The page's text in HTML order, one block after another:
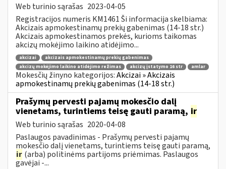
Web turinio sąrašas 2023-04-05
Registracijos numeris KM1461 Ši informacija skelbiama:
Akcizais apmokestinamų prekių gabenimas (14-18 str.)
Akcizais apmokestinamos prekės, kurioms taikomas
akcizų mokėjimo laikino atidėjimo...
akcizai
akcizais apmokestinamų prekių gabenimas
akcizų mokėjimo laikino atidėjimo režimas
akcizų įstatymo 16 str amlar
Mokesčių žinyno kategorijos:Akcizai » Akcizais
apmokestinamų prekių gabenimas (14-18 str.)
Prašymų pervesti pajamų mokesčio dalį
vienetams, turintiems teisę gauti paramą, ir
Web turinio sąrašas 2020-04-08
Paslaugos pavadinimas - Prašymų pervesti pajamų
mokesčio dalį vienetams, turintiems teisę gauti paramą,
ir (arba) politinėms partijoms priėmimas. Paslaugos
gavėjai -...